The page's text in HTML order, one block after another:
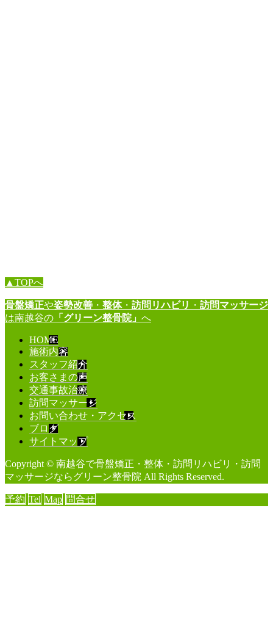
▲TOPへ
骨盤矯正や姿勢改善 ・ 整体・ 訪問リハビリ ・ 訪問マッサージ
は南越谷の 「グリーン整骨院」 へ
HOME
施術内容
スタッフ紹介
お客さまの声
交通事故治療
訪問マッサージ
お問い合わせ・アクセス
ブログ
サイトマップ
Copyright © 南越谷で骨盤矯正・整体・訪問リハビリ・訪問
マッサージならグリーン整骨院 All Rights Reserved.
予約 Tel Map 問合せ